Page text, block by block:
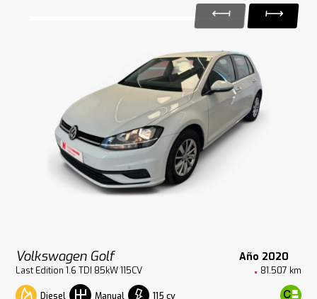
Volkswagen Golf Año 2020
Last Edition 1.6 TDI 85kW 115CV 81.507 km
Diesel Manual 115 cv